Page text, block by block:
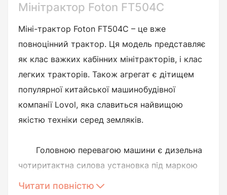
Мінітрактор Foton FT504C
Міні-трактор Foton FT504C – це вже
повноцінний трактор. Ця модель представляє
як клас важких кабінних мінітракторів, і клас
легких тракторів. Також агрегат є дітищем
популярної китайської машинобудівної
компанії Lovol, яка славиться найвищою
якістю техніки серед земляків.
Головною перевагою машини є дизельна
чотиритактна силова установка під маркою
А498ВТ. Даний двигун забезпечує трактор
Читати повністю